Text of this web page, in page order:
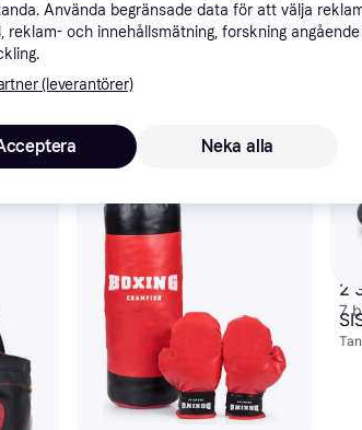
Master Standing Punching
Bag 175cm
Boxningssäck 175cm
2 939 kr
Från 1 012 kr/mån
6 butiker
2
7
Använda begränsade data för att välja
reklam- och innehållsmätning, forskning
(leverantörer)
Neka alla